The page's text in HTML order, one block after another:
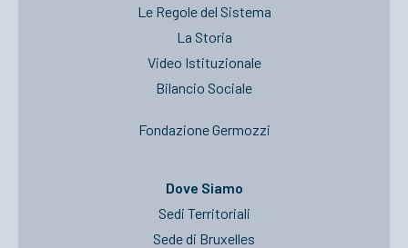
Le Regole del Sistema
La Storia
Video Istituzionale
Bilancio Sociale
Fondazione Germozzi
Dove Siamo
Sedi Territoriali
Sede di Bruxelles